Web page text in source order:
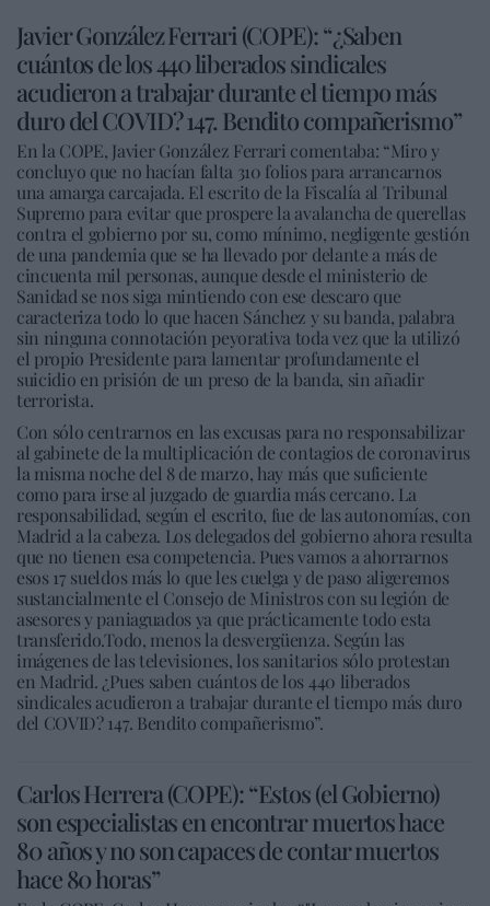
Javier González Ferrari (COPE): “¿Saben
cuántos de los 440 liberados sindicales
acudieron a trabajar durante el tiempo más
duro del COVID? 147. Bendito compañerismo”
En la COPE, Javier González Ferrari comentaba: “Miro y
concluyo que no hacían falta 310 folios para arrancarnos
una amarga carcajada. El escrito de la Fiscalía al Tribunal
Supremo para evitar que prospere la avalancha de querellas
contra el gobierno por su, como mínimo, negligente gestión
de una pandemia que se ha llevado por delante a más de
cincuenta mil personas, aunque desde el ministerio de
Sanidad se nos siga mintiendo con ese descaro que
caracteriza todo lo que hacen Sánchez y su banda, palabra
sin ninguna connotación peyorativa toda vez que la utilizó
el propio Presidente para lamentar profundamente el
suicidio en prisión de un preso de la banda, sin añadir
terrorista.
Con sólo centrarnos en las excusas para no responsabilizar
al gabinete de la multiplicación de contagios de coronavirus
la misma noche del 8 de marzo, hay más que suficiente
como para irse al juzgado de guardia más cercano. La
responsabilidad, según el escrito, fue de las autonomías, con
Madrid a la cabeza. Los delegados del gobierno ahora resulta
que no tienen esa competencia. Pues vamos a ahorrarnos
esos 17 sueldos más lo que les cuelga y de paso aligeremos
sustancialmente el Consejo de Ministros con su legión de
asesores y paniaguados ya que prácticamente todo esta
transferido.Todo, menos la desvergüenza. Según las
imágenes de las televisiones, los sanitarios sólo protestan
en Madrid. ¿Pues saben cuántos de los 440 liberados
sindicales acudieron a trabajar durante el tiempo más duro
del COVID? 147. Bendito compañerismo”.
Carlos Herrera (COPE): “Estos (el Gobierno)
son especialistas en encontrar muertos hace
80 años y no son capaces de contar muertos
hace 80 horas”